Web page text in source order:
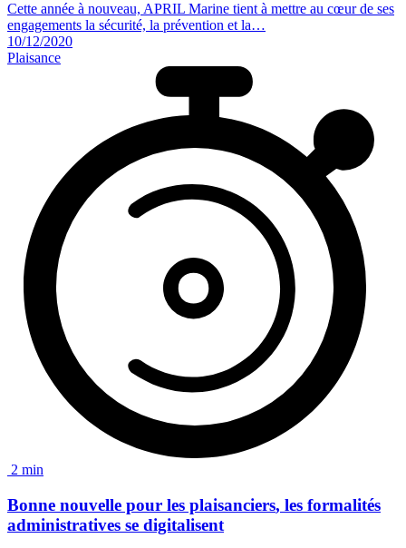
Cette année à nouveau, APRIL Marine tient à mettre au cœur de ses
engagements la sécurité, la prévention et la…
10/12/2020
Plaisance
2 min
Bonne nouvelle pour les plaisanciers, les formalités
administratives se digitalisent